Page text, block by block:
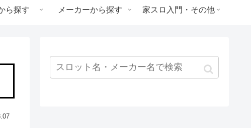
ら探す メーカーから探す 家スロ入門・その他